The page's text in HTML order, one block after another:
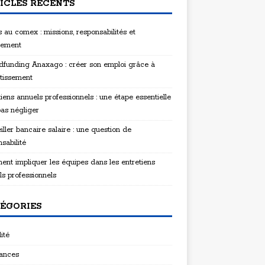
RÉCENTS
au comex : missions, responsabilités et
Anaxago : créer son emploi grâce à
annuels professionnels : une étape essentielle
négliger
bancaire salaire : une question de
impliquer les équipes dans les entretiens
professionnels